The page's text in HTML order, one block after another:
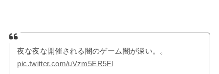
夜な夜な開催される闇のゲーム闇が深い。。
pic.twitter.com/uVzm5ER5Fl